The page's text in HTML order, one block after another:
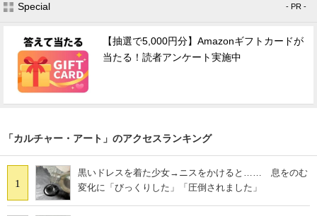
Special - PR -
【抽選で5,000円分】Amazonギフトカードが
当たる！読者アンケート実施中
「カルチャー・アート」のアクセスランキング
1
黒いドレスを着た少女→ニスをかけると…… 息をのむ
変化に「びっくりした」「圧倒されました」